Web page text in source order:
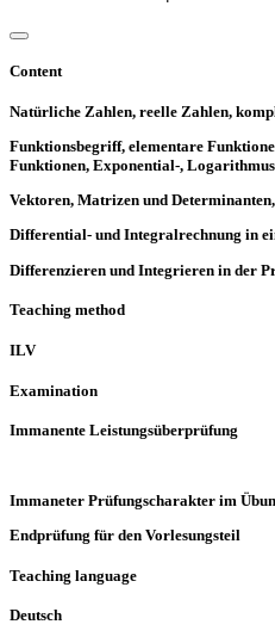
Content
Natürliche Zahlen, reelle Zahlen,
Funktionsbegriff, elementare
Funktionen, Exponential-,
Vektoren, Matrizen und
Differential- und Integralrechnung in
Differenzieren und Integrieren in der
Teaching method
ILV
Examination
Immanente Leistungsüberprüfung
Immaneter Prüfungscharakter im
Endprüfung für den Vorlesungsteil
Teaching language
Deutsch